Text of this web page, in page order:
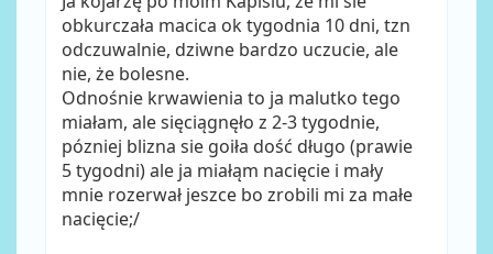
obkurczała macica ok tygodnia 10 dni, tzn
odczuwalnie, dziwne bardzo uczucie, ale
nie, że bolesne.
Odnośnie krwawienia to ja malutko tego
miałam, ale sięciągnęło z 2-3 tygodnie,
pózniej blizna sie goiła dość długo (prawie
5 tygodni) ale ja miałąm nacięcie i mały
mnie rozerwał jeszce bo zrobili mi za małe
nacięcie;/